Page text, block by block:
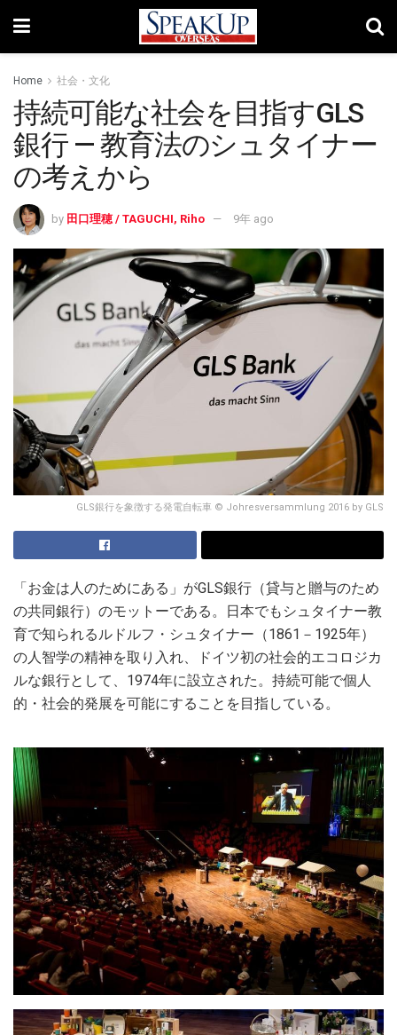
Home 社会・文化
持続可能な社会を目指すGLS
銀行 — 教育法のシュタイナー
の考えから
by 田口理穂 / TAGUCHI, Riho 9年 ago
GLS銀行を象徴する発電自転車 © Johresversammlung 2016 by GLS
「お金は人のためにある」がGLS銀行（貸与と贈与のため
の共同銀行）のモットーである。日本でもシュタイナー教
育で知られるルドルフ・シュタイナー（1861－1925年）
の人智学の精神を取り入れ、ドイツ初の社会的エコロジカ
ルな銀行として、1974年に設立された。持続可能で個人
的・社会的発展を可能にすることを目指している。